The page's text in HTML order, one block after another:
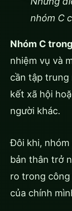
nhóm C
Nhóm C
nhiệm vụ và
cần tập trung
kết xã hội
người khác.
Đôi khi, nhóm
bản thân trở
ro trong
của chính